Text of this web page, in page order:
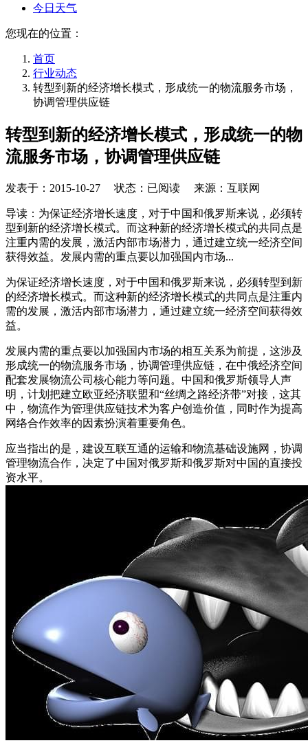
今日天气
您现在的位置：
首页
行业动态
转型到新的经济增长模式，形成统一的物流服务市场，
协调管理供应链
转型到新的经济增长模式，形成统一的物
流服务市场，协调管理供应链
发表于： 2015-10-27 状态：已阅读 来源：互联网
导读：为保证经济增长速度，对于中国和俄罗斯来说，必须转
型到新的经济增长模式。而这种新的经济增长模式的共同点是
注重内需的发展，激活内部市场潜力，通过建立统一经济空间
获得效益。发展内需的重点要以加强国内市场...
为保证经济增长速度，对于中国和俄罗斯来说，必须转型到新
的经济增长模式。而这种新的经济增长模式的共同点是注重内
需的发展，激活内部市场潜力，通过建立统一经济空间获得效
益。
发展内需的重点要以加强国内市场的相互关系为前提，这涉及
形成统一的物流服务市场，协调管理供应链，在中俄经济空间
配套发展物流公司核心能力等问题。中国和俄罗斯领导人声
明，计划把建立欧亚经济联盟和“丝绸之路经济带”对接，这其
中，物流作为管理供应链技术为客户创造价值，同时作为提高
网络合作效率的因素扮演着重要角色。
应当指出的是，建设互联互通的运输和物流基础设施网，协调
管理物流合作，决定了中国对俄罗斯和俄罗斯对中国的直接投
资水平。